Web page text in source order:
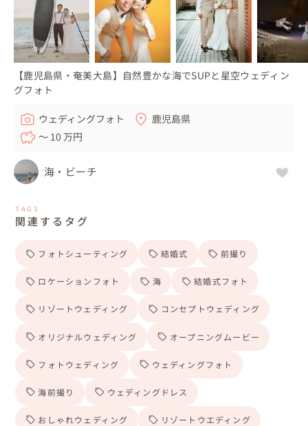
【鹿児島県・奄美大島】自然豊かな海でSUPと星空ウェディン
グフォト
ウェディングフォト
鹿児島県
〜 10 万円
海・ビーチ
TAGS
関連するタグ
フォトシューティング 結婚式 前撮り
ロケーションフォト 海 結婚式フォト
リゾートウェディング コンセプトウェディング
オリジナルウェディング オープニングムービー
フォトウェディング ウェディングフォト
海前撮り ウェディングドレス
おしゃれウェディング リゾートウエディング